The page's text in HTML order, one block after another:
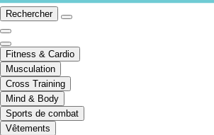
Rechercher
Fitness & Cardio
Musculation
Cross Training
Mind & Body
Sports de combat
Vêtements